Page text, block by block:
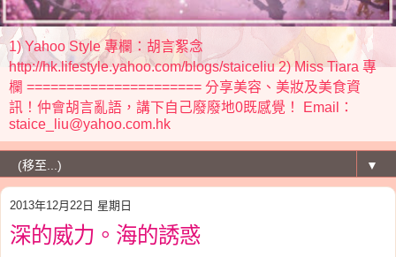
1) Yahoo Style 專欄：胡言絮念
http://hk.lifestyle.yahoo.com/blogs/staiceliu 2) Miss Tiara 專
欄 ====================== 分享美容、美妝及美食資
訊！仲會胡言亂語，講下自己廢廢地0既感覺！ Email：
staice_liu@yahoo.com.hk
▼
2013年12月22日 星期日
深的威力。海的誘惑